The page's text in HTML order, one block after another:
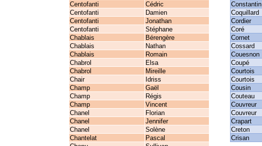
Centofanti
Cédric Constantin
Centofanti
Damien Coquillard
Centofanti
Jonathan Cordier
Centofanti
Stéphane Coré
Chablais
Bérengère Cornet
Chablais
Nathan Cossard
Chablais
Romain Couesnon
Chabrol
Elsa Coupé
Chabrol
Mireille Courtois
Chair
Idriss Courtois
Champ
Gaël Cousin
Champ
Régis Couteau
Champ
Vincent Couvreur
Chanel
Florian Couvreur
Chanel
Jennifer Crapart
Chanel
Solène Creton
Chantelat
Pascal Crisan